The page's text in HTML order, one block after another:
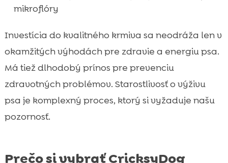
mikroflóry
Investícia do kvalitného krmiva sa neodráža len v
okamžitých výhodách pre zdravie a energiu psa.
Má tiež dlhodobý prínos pre prevenciu
zdravotných problémov. Starostlivosť o výživu
psa je komplexný proces, ktorý si vyžaduje našu
pozornosť.
Prečo si vybrať CricksyDog